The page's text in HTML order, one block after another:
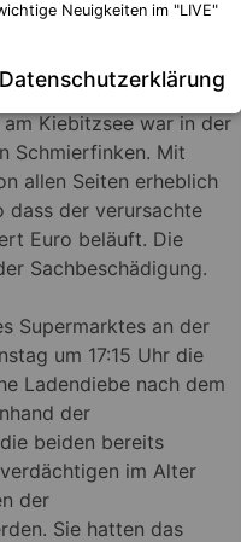
Kiebitzsee war in der
Schmierfinken. Mit
allen Seiten erheblich
dass der verursachte
Euro beläuft. Die
Sachbeschädigung.
Supermarktes an der
um 17:15 Uhr die
Ladendiebe nach dem
der
beiden bereits
im Alter
der
Sie hatten das
Neuigkeiten im "LIVE"
Datenschutzerklärung